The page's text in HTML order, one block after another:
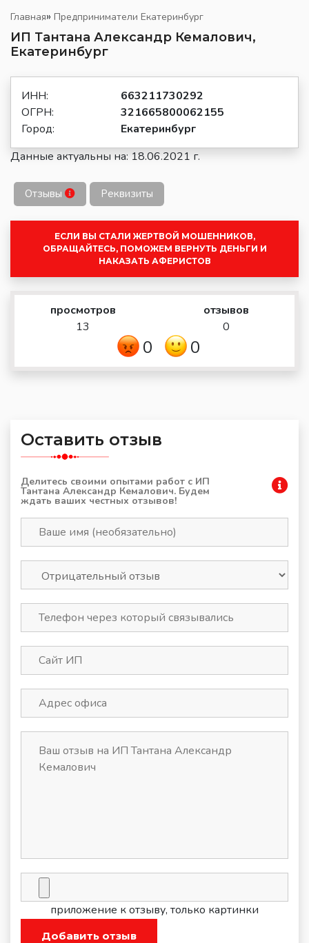
Главная» Предприниматели Екатеринбург
ИП Тантана Александр Кемалович,
Екатеринбург
ИНН:
663211730292
ОГРН:
321665800062155
Город:
Екатеринбург
Данные актуальны на: 18.06.2021 г.
Отзывы Реквизиты
ЕСЛИ ВЫ СТАЛИ ЖЕРТВОЙ МОШЕННИКОВ,
ОБРАЩАЙТЕСЬ, ПОМОЖЕМ ВЕРНУТЬ ДЕНЬГИ И
НАКАЗАТЬ АФЕРИСТОВ
просмотров
13
отзывов
0
0 0
Оставить отзыв
Делитесь своими опытами работ с ИП
Тантана Александр Кемалович. Будем
ждать ваших честных отзывов!
приложение к отзыву, только картинки
Добавить отзыв